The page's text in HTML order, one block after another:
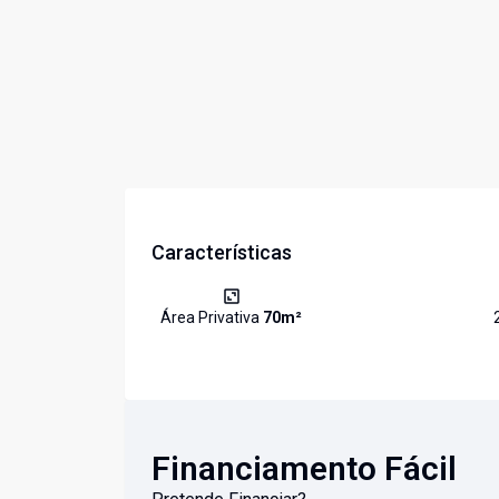
Características
Área Privativa 70m²
Financiamento Fácil